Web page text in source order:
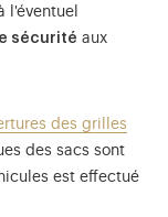
l'éventuel
sécurité aux
des grilles
des sacs sont
est effectué